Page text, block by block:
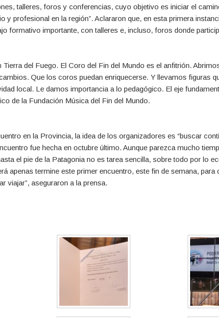
talleres, foros y conferencias, cuyo objetivo es iniciar el
y profesional en la región”. Aclararon que, en esta primera
formativo importante, con talleres e, incluso, foros donde
del Fuego. El Coro del Fin del Mundo es el anfitrión.
Que los coros puedan enriquecerse. Y llevamos figuras
local. Le damos importancia a lo pedagógico. El eje
de la Fundación Música del Fin del Mundo.
en la Provincia, la idea de los organizadores es “buscar
fue hecha en octubre último. Aunque parezca mucho
el pie de la Patagonia no es tarea sencilla, sobre todo por lo
apenas termine este primer encuentro, este fin de semana,
viajar”, aseguraron a la prensa.